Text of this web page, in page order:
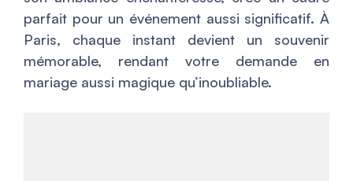
parfait pour un événement aussi significatif. À
Paris, chaque instant devient un souvenir
mémorable, rendant votre demande en
mariage aussi magique qu’inoubliable.